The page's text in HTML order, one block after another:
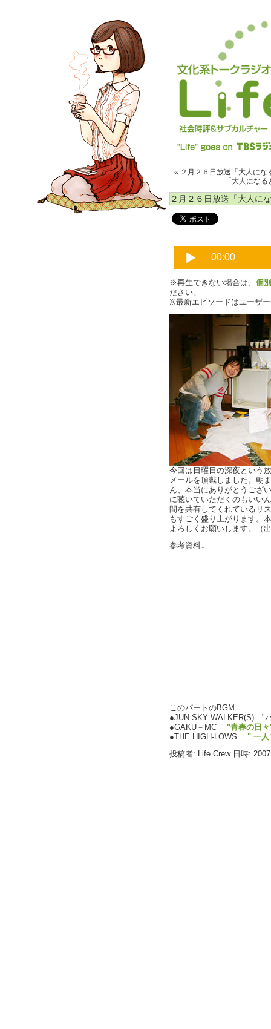
« ２月２６日放送「大人にな
「大人にな
２月２６日放送「大人に
※再生できない場合は、 個
ださい。
※最新エピソードはユーザ
今回は日曜日の深夜という
メールを頂戴しました。朝
ん、本当にありがとうござ
に聴いていただくのもいい
間を共有してくれているリ
もすごく盛り上がります。
よろしくお願いします。（
参考資料↓
このパートのBGM
●JUN SKY WALKER(S) "
●GAKU－MC "青春の日
●THE HIGH-LOWS " 一人
投稿者: Life Crew 日時: